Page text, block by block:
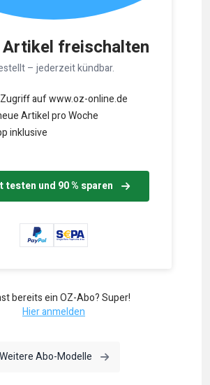
freischalten
– jederzeit kündbar.
auf www.oz-online.de
Artikel pro Woche
inklusive
testen und 90 % sparen
bereits ein OZ-Abo? Super!
Hier anmelden
Weitere Abo-Modelle